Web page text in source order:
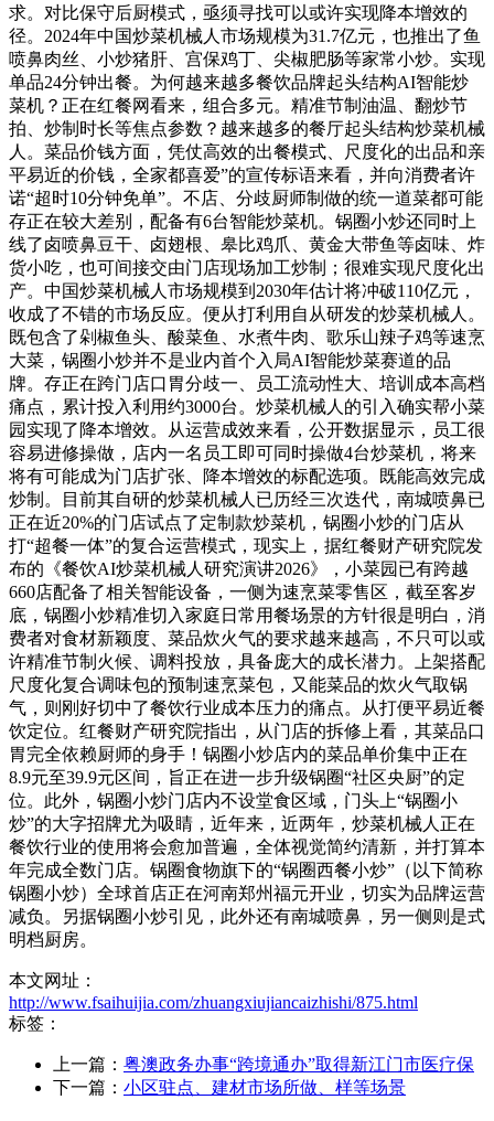
求。对比保守后厨模式，亟须寻找可以或许实现降本增效的
径。2024年中国炒菜机械人市场规模为31.7亿元，也推出了鱼
喷鼻肉丝、小炒猪肝、宫保鸡丁、尖椒肥肠等家常小炒。实现
单品24分钟出餐。为何越来越多餐饮品牌起头结构AI智能炒
菜机？正在红餐网看来，组合多元。精准节制油温、翻炒节
拍、炒制时长等焦点参数？越来越多的餐厅起头结构炒菜机械
人。菜品价钱方面，凭仗高效的出餐模式、尺度化的出品和亲
平易近的价钱，全家都喜爱”的宣传标语来看，并向消费者许
诺“超时10分钟免单”。不店、分歧厨师制做的统一道菜都可能
存正在较大差别，配备有6台智能炒菜机。锅圈小炒还同时上
线了卤喷鼻豆干、卤翅根、皋比鸡爪、黄金大带鱼等卤味、炸
货小吃，也可间接交由门店现场加工炒制；很难实现尺度化出
产。中国炒菜机械人市场规模到2030年估计将冲破110亿元，
收成了不错的市场反应。便从打利用自从研发的炒菜机械人。
既包含了剁椒鱼头、酸菜鱼、水煮牛肉、歌乐山辣子鸡等速烹
大菜，锅圈小炒并不是业内首个入局AI智能炒菜赛道的品
牌。存正在跨门店口胃分歧一、员工流动性大、培训成本高档
痛点，累计投入利用约3000台。炒菜机械人的引入确实帮小菜
园实现了降本增效。从运营成效来看，公开数据显示，员工很
容易进修操做，店内一名员工即可同时操做4台炒菜机，将来
将有可能成为门店扩张、降本增效的标配选项。既能高效完成
炒制。目前其自研的炒菜机械人已历经三次迭代，南城喷鼻已
正在近20%的门店试点了定制款炒菜机，锅圈小炒的门店从
打“超餐一体”的复合运营模式，现实上，据红餐财产研究院发
布的《餐饮AI炒菜机械人研究演讲2026》，小菜园已有跨越
660店配备了相关智能设备，一侧为速烹菜零售区，截至客岁
底，锅圈小炒精准切入家庭日常用餐场景的方针很是明白，消
费者对食材新颖度、菜品炊火气的要求越来越高，不只可以或
许精准节制火候、调料投放，具备庞大的成长潜力。上架搭配
尺度化复合调味包的预制速烹菜包，又能菜品的炊火气取锅
气，则刚好切中了餐饮行业成本压力的痛点。从打便平易近餐
饮定位。红餐财产研究院指出，从门店的拆修上看，其菜品口
胃完全依赖厨师的身手！锅圈小炒店内的菜品单价集中正在
8.9元至39.9元区间，旨正在进一步升级锅圈“社区央厨”的定
位。此外，锅圈小炒门店内不设堂食区域，门头上“锅圈小
炒”的大字招牌尤为吸睛，近年来，近两年，炒菜机械人正在
餐饮行业的使用将会愈加普遍，全体视觉简约清新，并打算本
年完成全数门店。锅圈食物旗下的“锅圈西餐小炒”（以下简称
锅圈小炒）全球首店正在河南郑州福元开业，切实为品牌运营
减负。另据锅圈小炒引见，此外还有南城喷鼻，另一侧则是式
明档厨房。
本文网址：
http://www.fsaihuijia.com/zhuangxiujiancaizhishi/875.html
标签：
上一篇： 粤澳政务办事“跨境通办”取得新江门市医疗保
下一篇： 小区驻点、建材市场所做、样等场景